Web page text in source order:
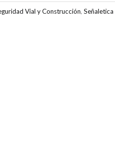
Vial y Construcción, Señaletica